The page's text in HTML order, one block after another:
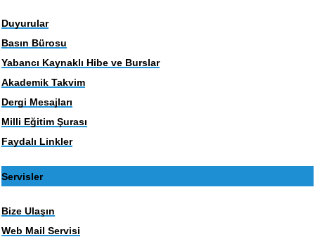
Duyurular
Basın Bürosu
Yabancı Kaynaklı Hibe ve Burslar
Akademik Takvim
Dergi Mesajları
Milli Eğitim Şurası
Faydalı Linkler
Servisler
Bize Ulaşın
Web Mail Servisi